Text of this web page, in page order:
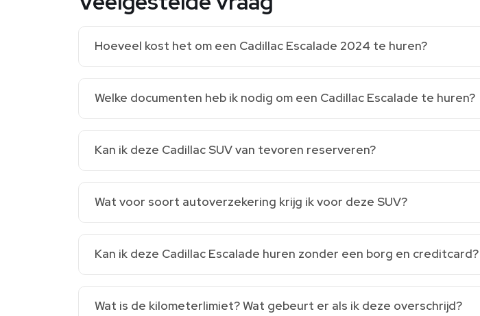
Hoeveel kost het om een Cadillac Escalade 2024 te huren?
Welke documenten heb ik nodig om een Cadillac Escalade te huren?
Kan ik deze Cadillac SUV van tevoren reserveren?
Wat voor soort autoverzekering krijg ik voor deze SUV?
Kan ik deze Cadillac Escalade huren zonder een borg en creditcard?
Wat is de kilometerlimiet? Wat gebeurt er als ik deze overschrijd?